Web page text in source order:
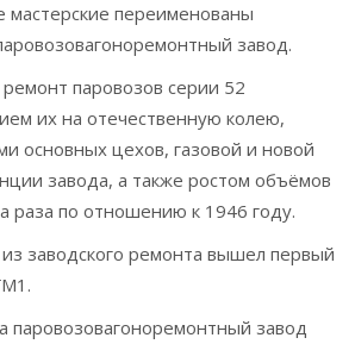
переименованы
завод.
паровозов серии 52
их на отечественную колею,
основных цехов, газовой и новой
завода, а также ростом объёмов
раза по отношению к 1946 году.
заводского ремонта вышел первый
паровозовагоноремонтный завод